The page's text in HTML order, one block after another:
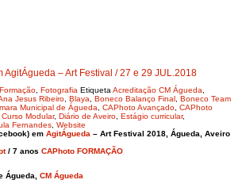
AgitÁgueda – Art Festival / 27 e 29 JUL.2018
Formação Fotografia Etiqueta Acreditação CM Águeda
Jesus Ribeiro Blaya Boneco Balanço Final Boneco Team
Municipal de Águeda CAPhoto Avançado CAPhoto
Curso Modular, Diário de Aveiro Estágio curricular,
Fernandes Website
em AgitÁgueda – Art Festival 2018, Águeda, Aveiro
/ 7 anos CAPhoto FORMAÇÃO
Águeda, CM Águeda